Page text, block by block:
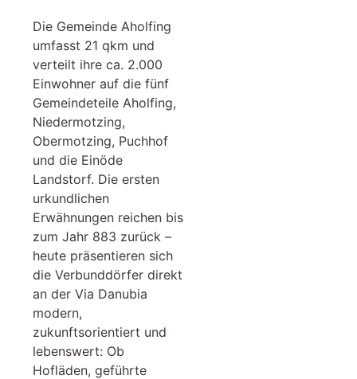
Die Gemeinde Aholfing
umfasst 21 qkm und
verteilt ihre ca. 2.000
Einwohner auf die fünf
Gemeindeteile Aholfing,
Niedermotzing,
Obermotzing, Puchhof
und die Einöde
Landstorf. Die ersten
urkundlichen
Erwähnungen reichen bis
zum Jahr 883 zurück –
heute präsentieren sich
die Verbunddörfer direkt
an der Via Danubia
modern,
zukunftsorientiert und
lebenswert: Ob
Hofläden, geführte